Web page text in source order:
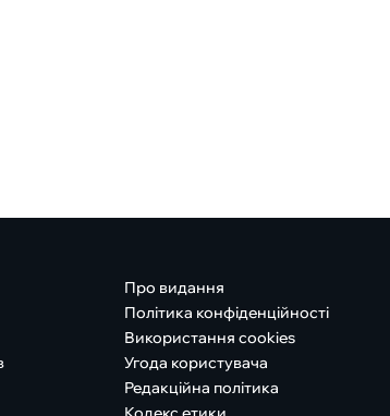
Про видання
Політика конфіденційності
Використання cookies
Угода користувача
Редакційна політика